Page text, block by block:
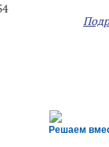
Решаем